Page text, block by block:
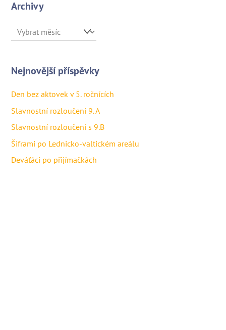
Archivy
Archivy
Nejnovější příspěvky
Den bez aktovek v 5. ročnících
Slavnostní rozloučení 9. A
Slavnostní rozloučení s 9.B
Šiframi po Lednicko-valtickém areálu
Deváťáci po přijímačkách